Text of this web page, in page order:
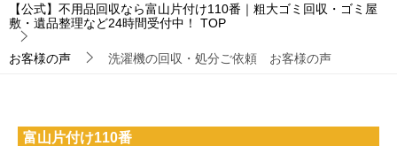
【公式】不用品回収なら富山片付け110番｜粗大ゴミ回収・ゴミ屋
敷・遺品整理など24時間受付中！
TOP
お客様の声 洗濯機の回収・処分ご依頼 お客様の声
富山片付け110番